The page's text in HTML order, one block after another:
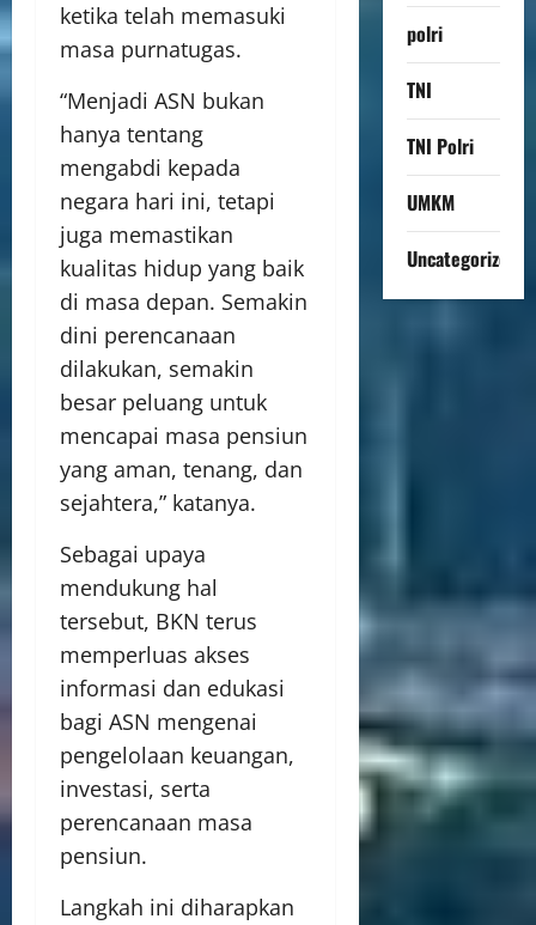
ketika telah memasuki
masa purnatugas.
“Menjadi ASN bukan
hanya tentang
mengabdi kepada
negara hari ini, tetapi
juga memastikan
kualitas hidup yang baik
di masa depan. Semakin
dini perencanaan
dilakukan, semakin
besar peluang untuk
mencapai masa pensiun
yang aman, tenang, dan
sejahtera,” katanya.
Sebagai upaya
mendukung hal
tersebut, BKN terus
memperluas akses
informasi dan edukasi
bagi ASN mengenai
pengelolaan keuangan,
investasi, serta
perencanaan masa
pensiun.
Langkah ini diharapkan
polri
TNI
TNI Polri
UMKM
Uncategorized